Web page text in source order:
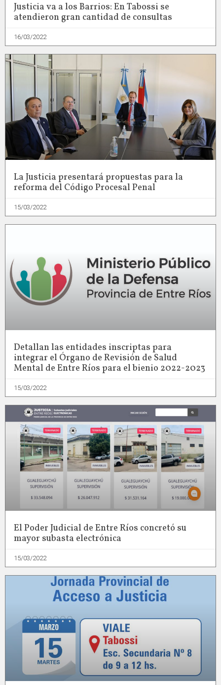
Justicia va a los Barrios: En Tabossi se
atendieron gran cantidad de consultas
16/03/2022
La Justicia presentará propuestas para la
reforma del Código Procesal Penal
15/03/2022
Detallan las entidades inscriptas para
integrar el Órgano de Revisión de Salud
Mental de Entre Ríos para el bienio 2022-2023
15/03/2022
El Poder Judicial de Entre Ríos concretó su
mayor subasta electrónica
15/03/2022